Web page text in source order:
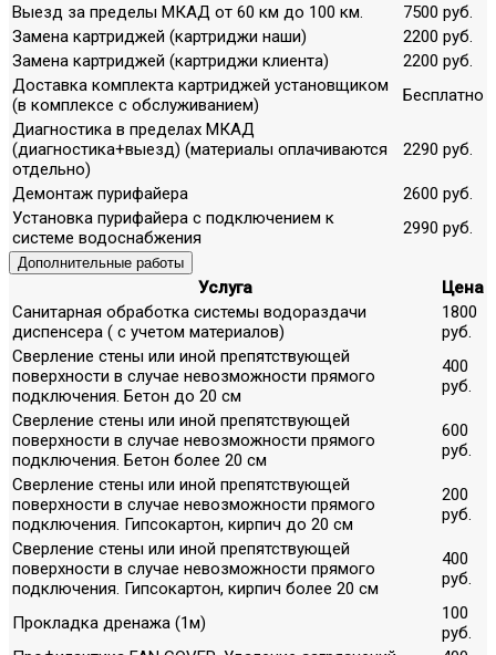
Выезд за пределы МКАД от 60 км до 100 км.
7500 руб.
Замена картриджей (картриджи наши)
2200 руб.
Замена картриджей (картриджи клиента)
2200 руб.
Доставка комплекта картриджей установщиком
(в комплексе с обслуживанием)
Бесплатно
Диагностика в пределах МКАД
(диагностика+выезд) (материалы оплачиваются
отдельно)
2290 руб.
Демонтаж пурифайера
2600 руб.
Установка пурифайера с подключением к
системе водоснабжения
2990 руб.
Дополнительные работы
Услуга
Цена
Санитарная обработка системы водораздачи
диспенсера ( с учетом материалов)
1800
руб.
Сверление стены или иной препятствующей
поверхности в случае невозможности прямого
подключения. Бетон до 20 см
400
руб.
Сверление стены или иной препятствующей
поверхности в случае невозможности прямого
подключения. Бетон более 20 см
600
руб.
Сверление стены или иной препятствующей
поверхности в случае невозможности прямого
подключения. Гипсокартон, кирпич до 20 см
200
руб.
Сверление стены или иной препятствующей
поверхности в случае невозможности прямого
подключения. Гипсокартон, кирпич более 20 см
400
руб.
Прокладка дренажа (1м)
100
руб.